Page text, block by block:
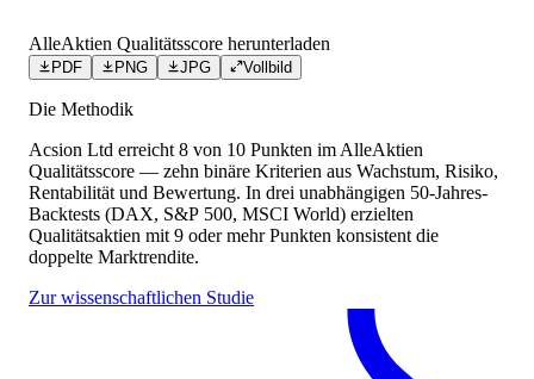
AlleAktien Qualitätsscore herunterladen
PDF PNG JPG Vollbild
Die Methodik
Acsion Ltd erreicht 8 von 10 Punkten im AlleAktien
Qualitätsscore — zehn binäre Kriterien aus Wachstum, Risiko,
Rentabilität und Bewertung. In drei unabhängigen 50-Jahres-
Backtests (DAX, S&P 500, MSCI World) erzielten
Qualitätsaktien mit 9 oder mehr Punkten konsistent die
doppelte Marktrendite.
Zur wissenschaftlichen Studie